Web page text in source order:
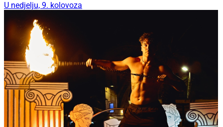
U nedjelju, 9. kolovoza